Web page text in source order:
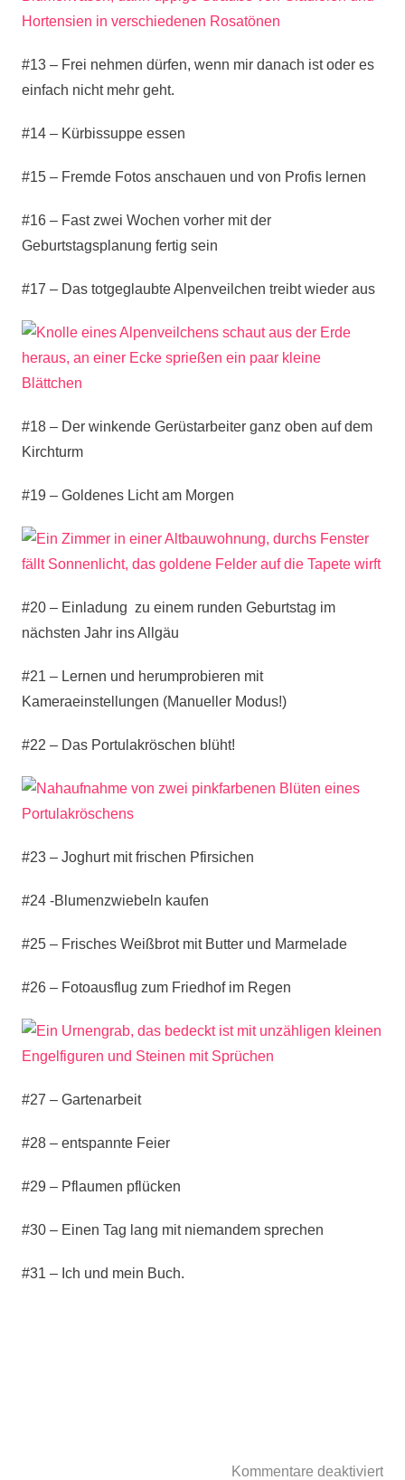
#13 – Frei nehmen dürfen, wenn mir danach ist oder es
einfach nicht mehr geht.
#14 – Kürbissuppe essen
#15 – Fremde Fotos anschauen und von Profis lernen
#16 – Fast zwei Wochen vorher mit der
Geburtstagsplanung fertig sein
#17 – Das totgeglaubte Alpenveilchen treibt wieder aus
#18 – Der winkende Gerüstarbeiter ganz oben auf dem
Kirchturm
#19 – Goldenes Licht am Morgen
#20 – Einladung zu einem runden Geburtstag im
nächsten Jahr ins Allgäu
#21 – Lernen und herumprobieren mit
Kameraeinstellungen (Manueller Modus!)
#22 – Das Portulakröschen blüht!
#23 – Joghurt mit frischen Pfirsichen
#24 -Blumenzwiebeln kaufen
#25 – Frisches Weißbrot mit Butter und Marmelade
#26 – Fotoausflug zum Friedhof im Regen
#27 – Gartenarbeit
#28 – entspannte Feier
#29 – Pflaumen pflücken
#30 – Einen Tag lang mit niemandem sprechen
#31 – Ich und mein Buch.
Kommentare deaktiviert